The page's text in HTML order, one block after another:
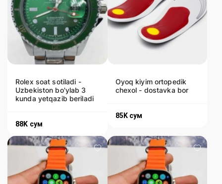
Rolex soat sotiladi -
Uzbekiston bo'ylab 3
kunda yetqazib beriladi
88K сум
Oyoq kiyim ortopedik
chexol - dostavka bor
85K сум